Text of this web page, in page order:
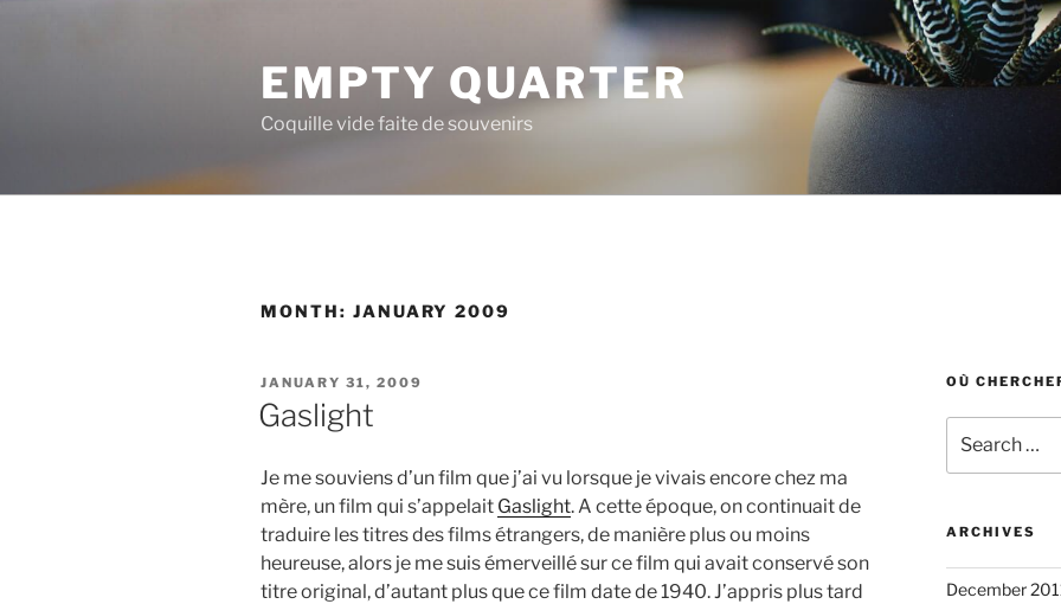
EMPTY QUARTER
Coquille vide faite de souvenirs
MONTH: JANUARY 2009
POSTED
ON
JANUARY 31, 2009
Gaslight
Je me souviens d’un film que j’ai vu lorsque je vivais encore chez ma
mère, un film qui s’appelait Gaslight. A cette époque, on continuait de
traduire les titres des films étrangers, de manière plus ou moins
heureuse, alors je me suis émerveillé sur ce film qui avait conservé son
titre original, d’autant plus que ce film date de 1940. J’appris plus tard
OÙ
for:
ARCHIVES
December